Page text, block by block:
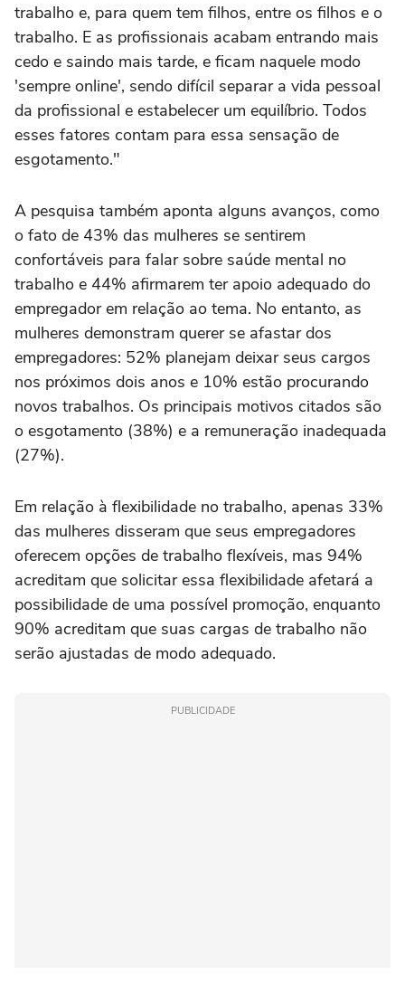
trabalho e, para quem tem filhos, entre os filhos e o
trabalho. E as profissionais acabam entrando mais
cedo e saindo mais tarde, e ficam naquele modo
'sempre online', sendo difícil separar a vida pessoal
da profissional e estabelecer um equilíbrio. Todos
esses fatores contam para essa sensação de
esgotamento."
A pesquisa também aponta alguns avanços, como
o fato de 43% das mulheres se sentirem
confortáveis para falar sobre saúde mental no
trabalho e 44% afirmarem ter apoio adequado do
empregador em relação ao tema. No entanto, as
mulheres demonstram querer se afastar dos
empregadores: 52% planejam deixar seus cargos
nos próximos dois anos e 10% estão procurando
novos trabalhos. Os principais motivos citados são
o esgotamento (38%) e a remuneração inadequada
(27%).
Em relação à flexibilidade no trabalho, apenas 33%
das mulheres disseram que seus empregadores
oferecem opções de trabalho flexíveis, mas 94%
acreditam que solicitar essa flexibilidade afetará a
possibilidade de uma possível promoção, enquanto
90% acreditam que suas cargas de trabalho não
serão ajustadas de modo adequado.
PUBLICIDADE